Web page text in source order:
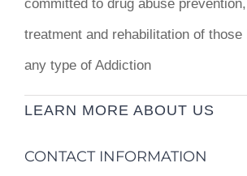
committed to drug abuse
treatment and rehabilitation of those
any type of Addiction
LEARN MORE ABOUT US
CONTACT INFORMATION